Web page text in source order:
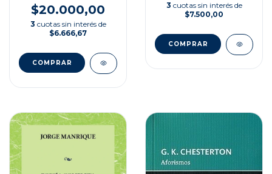
$20.000,00
3 cuotas sin interés de
$6.666,67
3 cuotas sin interés de
$7.500,00